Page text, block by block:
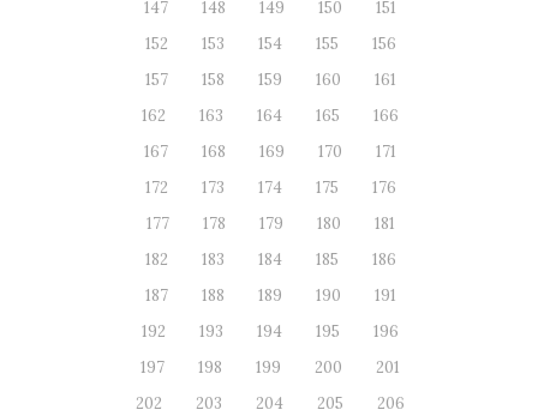
147
148 149 150
151
152
153 154 155
156
157
158 159 160
161
162
163 164 165
166
167
168 169 170
171
172
173 174 175
176
177
178 179 180
181
182
183 184 185
186
187
188 189 190
191
192
193 194 195
196
197
198 199 200
201
202
203 204 205
206